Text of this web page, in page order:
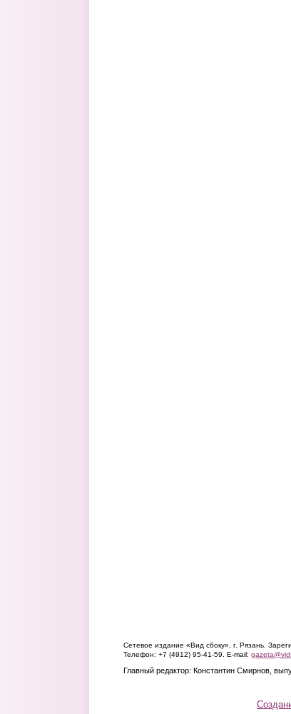
Сетевое издание «Вид сбоку», г. Рязань.
Телефон: +7 (4912) 95-41-59. E-mail:
Главный редактор: Константин Смирнов,